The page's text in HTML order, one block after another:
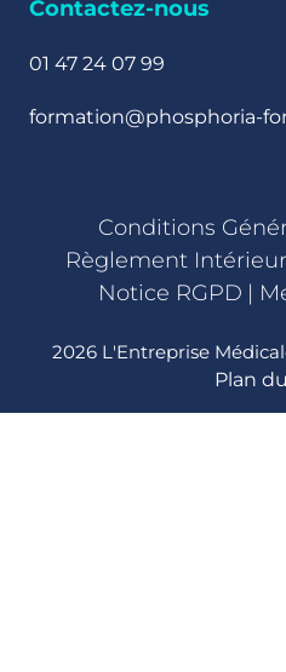
Contactez-nous
01 47 24 07 99
formation@phosphoria-
Conditions
Règlement Intérieur
Notice RGPD |
2026 L'Entreprise
Plan